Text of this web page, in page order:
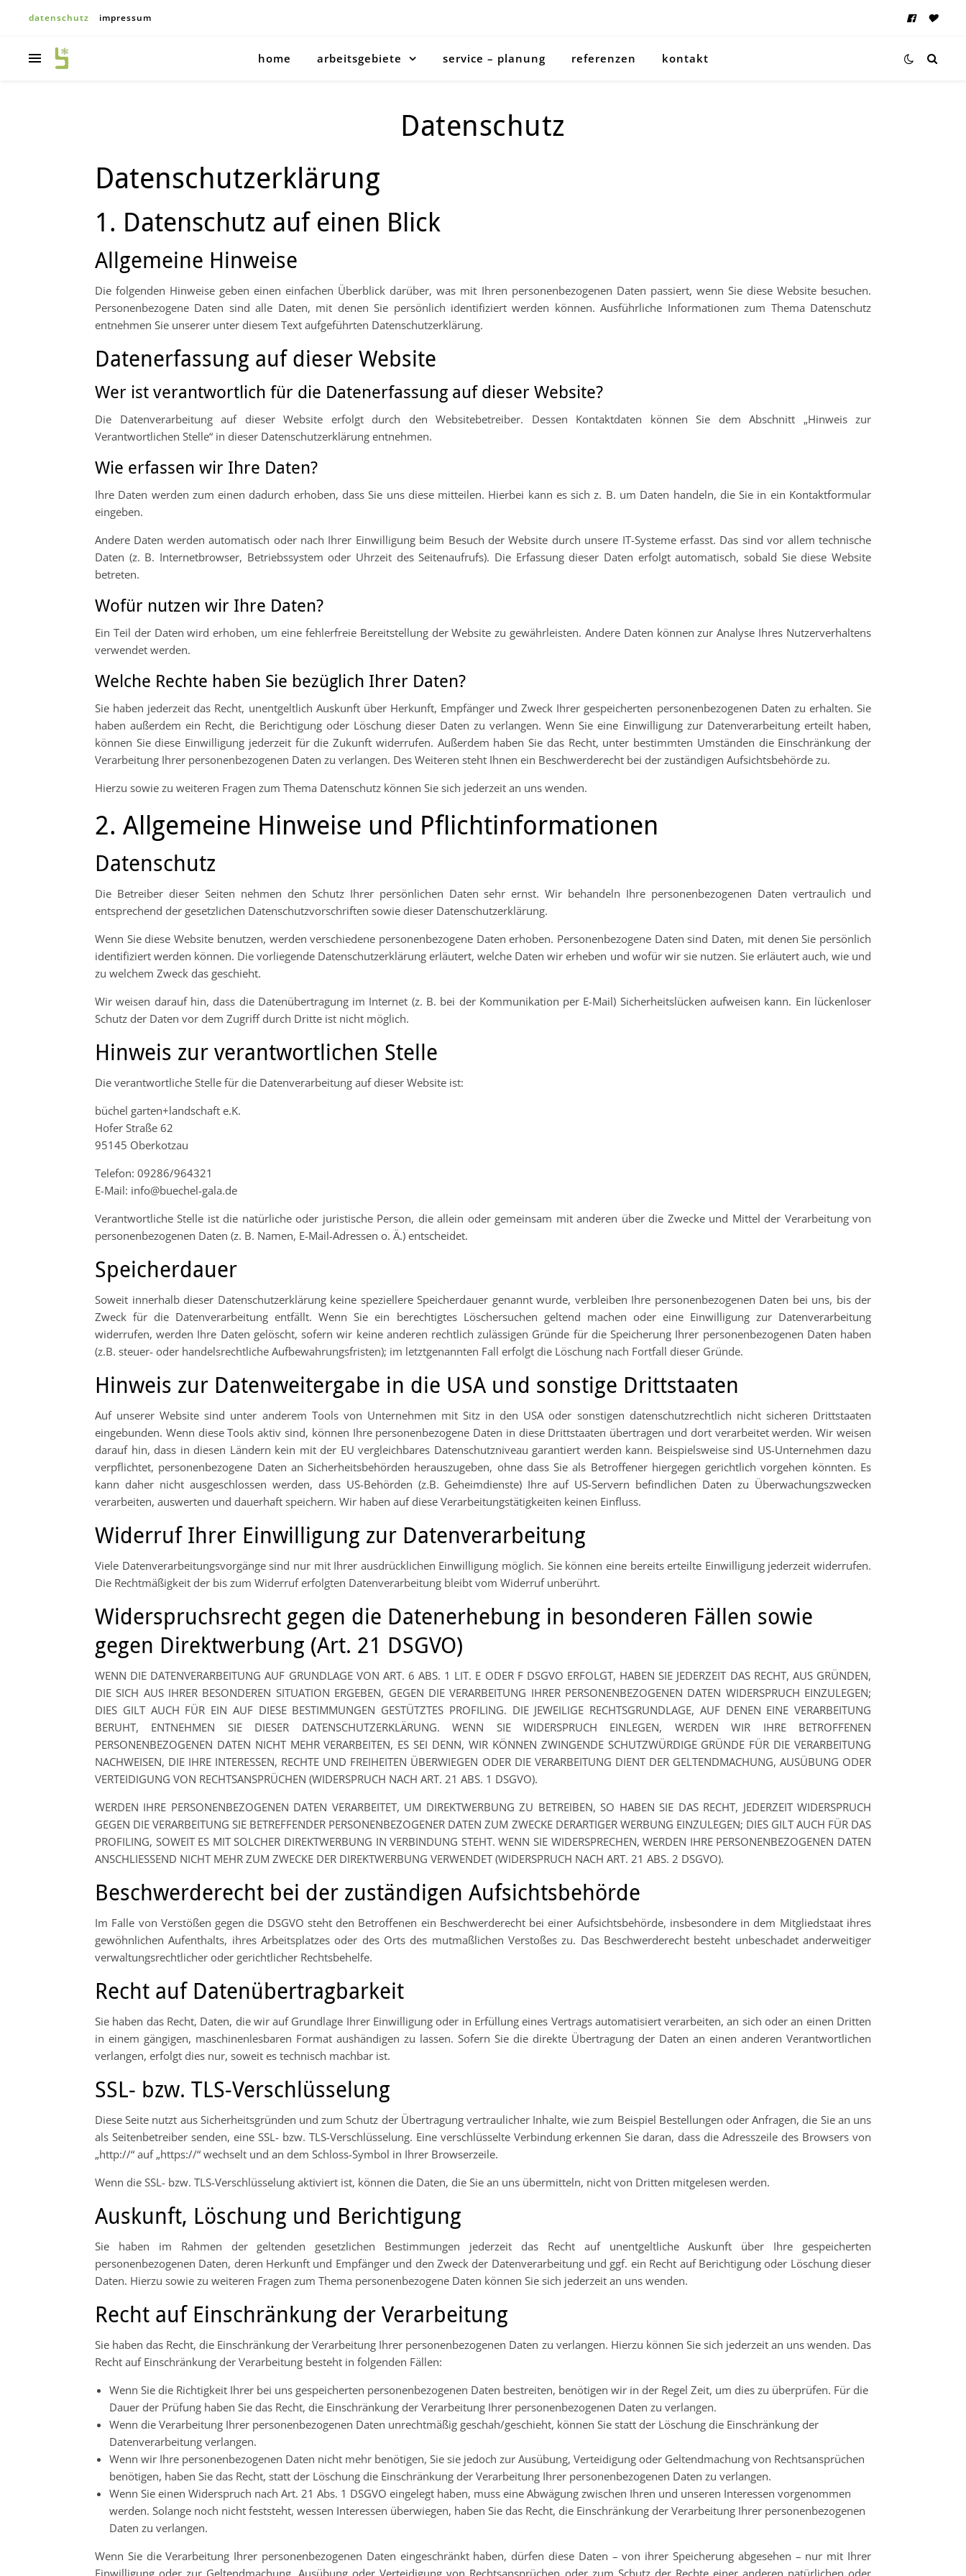
datenschutz impressum
home arbeitsgebiete service – planung referenzen kontakt
Datenschutz
Datenschutz­erklärung
1. Datenschutz auf einen Blick
Allgemeine Hinweise
Die folgenden Hinweise geben einen einfachen Überblick darüber, was mit Ihren personenbezogenen Daten passiert, wenn Sie diese Website besuchen.
Personenbezogene Daten sind alle Daten, mit denen Sie persönlich identifiziert werden können. Ausführliche Informationen zum Thema Datenschutz
entnehmen Sie unserer unter diesem Text aufgeführten Datenschutzerklärung.
Datenerfassung auf dieser Website
Wer ist verantwortlich für die Datenerfassung auf dieser Website?
Die Datenverarbeitung auf dieser Website erfolgt durch den Websitebetreiber. Dessen Kontaktdaten können Sie dem Abschnitt „Hinweis zur
Verantwortlichen Stelle“ in dieser Datenschutzerklärung entnehmen.
Wie erfassen wir Ihre Daten?
Ihre Daten werden zum einen dadurch erhoben, dass Sie uns diese mitteilen. Hierbei kann es sich z. B. um Daten handeln, die Sie in ein Kontaktformular
eingeben.
Andere Daten werden automatisch oder nach Ihrer Einwilligung beim Besuch der Website durch unsere IT-Systeme erfasst. Das sind vor allem technische
Daten (z. B. Internetbrowser, Betriebssystem oder Uhrzeit des Seitenaufrufs). Die Erfassung dieser Daten erfolgt automatisch, sobald Sie diese Website
betreten.
Wofür nutzen wir Ihre Daten?
Ein Teil der Daten wird erhoben, um eine fehlerfreie Bereitstellung der Website zu gewährleisten. Andere Daten können zur Analyse Ihres Nutzerverhaltens
verwendet werden.
Welche Rechte haben Sie bezüglich Ihrer Daten?
Sie haben jederzeit das Recht, unentgeltlich Auskunft über Herkunft, Empfänger und Zweck Ihrer gespeicherten personenbezogenen Daten zu erhalten. Sie
haben außerdem ein Recht, die Berichtigung oder Löschung dieser Daten zu verlangen. Wenn Sie eine Einwilligung zur Datenverarbeitung erteilt haben,
können Sie diese Einwilligung jederzeit für die Zukunft widerrufen. Außerdem haben Sie das Recht, unter bestimmten Umständen die Einschränkung der
Verarbeitung Ihrer personenbezogenen Daten zu verlangen. Des Weiteren steht Ihnen ein Beschwerderecht bei der zuständigen Aufsichtsbehörde zu.
Hierzu sowie zu weiteren Fragen zum Thema Datenschutz können Sie sich jederzeit an uns wenden.
2. Allgemeine Hinweise und Pflicht­informationen
Datenschutz
Die Betreiber dieser Seiten nehmen den Schutz Ihrer persönlichen Daten sehr ernst. Wir behandeln Ihre personenbezogenen Daten vertraulich und
entsprechend der gesetzlichen Datenschutzvorschriften sowie dieser Datenschutzerklärung.
Wenn Sie diese Website benutzen, werden verschiedene personenbezogene Daten erhoben. Personenbezogene Daten sind Daten, mit denen Sie persönlich
identifiziert werden können. Die vorliegende Datenschutzerklärung erläutert, welche Daten wir erheben und wofür wir sie nutzen. Sie erläutert auch, wie und
zu welchem Zweck das geschieht.
Wir weisen darauf hin, dass die Datenübertragung im Internet (z. B. bei der Kommunikation per E-Mail) Sicherheitslücken aufweisen kann. Ein lückenloser
Schutz der Daten vor dem Zugriff durch Dritte ist nicht möglich.
Hinweis zur verantwortlichen Stelle
Die verantwortliche Stelle für die Datenverarbeitung auf dieser Website ist:
büchel garten+landschaft e.K.
Hofer Straße 62
95145 Oberkotzau
Telefon: 09286/964321
E-Mail: info@buechel-gala.de
Verantwortliche Stelle ist die natürliche oder juristische Person, die allein oder gemeinsam mit anderen über die Zwecke und Mittel der Verarbeitung von
personenbezogenen Daten (z. B. Namen, E-Mail-Adressen o. Ä.) entscheidet.
Speicherdauer
Soweit innerhalb dieser Datenschutzerklärung keine speziellere Speicherdauer genannt wurde, verbleiben Ihre personenbezogenen Daten bei uns, bis der
Zweck für die Datenverarbeitung entfällt. Wenn Sie ein berechtigtes Löschersuchen geltend machen oder eine Einwilligung zur Datenverarbeitung
widerrufen, werden Ihre Daten gelöscht, sofern wir keine anderen rechtlich zulässigen Gründe für die Speicherung Ihrer personenbezogenen Daten haben
(z.B. steuer- oder handelsrechtliche Aufbewahrungsfristen); im letztgenannten Fall erfolgt die Löschung nach Fortfall dieser Gründe.
Hinweis zur Datenweitergabe in die USA und sonstige Drittstaaten
Auf unserer Website sind unter anderem Tools von Unternehmen mit Sitz in den USA oder sonstigen datenschutzrechtlich nicht sicheren Drittstaaten
eingebunden. Wenn diese Tools aktiv sind, können Ihre personenbezogene Daten in diese Drittstaaten übertragen und dort verarbeitet werden. Wir weisen
darauf hin, dass in diesen Ländern kein mit der EU vergleichbares Datenschutzniveau garantiert werden kann. Beispielsweise sind US-Unternehmen dazu
verpflichtet, personenbezogene Daten an Sicherheitsbehörden herauszugeben, ohne dass Sie als Betroffener hiergegen gerichtlich vorgehen könnten. Es
kann daher nicht ausgeschlossen werden, dass US-Behörden (z.B. Geheimdienste) Ihre auf US-Servern befindlichen Daten zu Überwachungszwecken
verarbeiten, auswerten und dauerhaft speichern. Wir haben auf diese Verarbeitungstätigkeiten keinen Einfluss.
Widerruf Ihrer Einwilligung zur Datenverarbeitung
Viele Datenverarbeitungsvorgänge sind nur mit Ihrer ausdrücklichen Einwilligung möglich. Sie können eine bereits erteilte Einwilligung jederzeit widerrufen.
Die Rechtmäßigkeit der bis zum Widerruf erfolgten Datenverarbeitung bleibt vom Widerruf unberührt.
Widerspruchsrecht gegen die Datenerhebung in besonderen Fällen sowie
gegen Direktwerbung (Art. 21 DSGVO)
WENN DIE DATENVERARBEITUNG AUF GRUNDLAGE VON ART. 6 ABS. 1 LIT. E ODER F DSGVO ERFOLGT, HABEN SIE JEDERZEIT DAS RECHT, AUS GRÜNDEN,
DIE SICH AUS IHRER BESONDEREN SITUATION ERGEBEN, GEGEN DIE VERARBEITUNG IHRER PERSONENBEZOGENEN DATEN WIDERSPRUCH EINZULEGEN;
DIES GILT AUCH FÜR EIN AUF DIESE BESTIMMUNGEN GESTÜTZTES PROFILING. DIE JEWEILIGE RECHTSGRUNDLAGE, AUF DENEN EINE VERARBEITUNG
BERUHT, ENTNEHMEN SIE DIESER DATENSCHUTZERKLÄRUNG. WENN SIE WIDERSPRUCH EINLEGEN, WERDEN WIR IHRE BETROFFENEN
PERSONENBEZOGENEN DATEN NICHT MEHR VERARBEITEN, ES SEI DENN, WIR KÖNNEN ZWINGENDE SCHUTZWÜRDIGE GRÜNDE FÜR DIE VERARBEITUNG
NACHWEISEN, DIE IHRE INTERESSEN, RECHTE UND FREIHEITEN ÜBERWIEGEN ODER DIE VERARBEITUNG DIENT DER GELTENDMACHUNG, AUSÜBUNG ODER
VERTEIDIGUNG VON RECHTSANSPRÜCHEN (WIDERSPRUCH NACH ART. 21 ABS. 1 DSGVO).
WERDEN IHRE PERSONENBEZOGENEN DATEN VERARBEITET, UM DIREKTWERBUNG ZU BETREIBEN, SO HABEN SIE DAS RECHT, JEDERZEIT WIDERSPRUCH
GEGEN DIE VERARBEITUNG SIE BETREFFENDER PERSONENBEZOGENER DATEN ZUM ZWECKE DERARTIGER WERBUNG EINZULEGEN; DIES GILT AUCH FÜR DAS
PROFILING, SOWEIT ES MIT SOLCHER DIREKTWERBUNG IN VERBINDUNG STEHT. WENN SIE WIDERSPRECHEN, WERDEN IHRE PERSONENBEZOGENEN DATEN
ANSCHLIESSEND NICHT MEHR ZUM ZWECKE DER DIREKTWERBUNG VERWENDET (WIDERSPRUCH NACH ART. 21 ABS. 2 DSGVO).
Beschwerde­recht bei der zuständigen Aufsichts­behörde
Im Falle von Verstößen gegen die DSGVO steht den Betroffenen ein Beschwerderecht bei einer Aufsichtsbehörde, insbesondere in dem Mitgliedstaat ihres
gewöhnlichen Aufenthalts, ihres Arbeitsplatzes oder des Orts des mutmaßlichen Verstoßes zu. Das Beschwerderecht besteht unbeschadet anderweitiger
verwaltungsrechtlicher oder gerichtlicher Rechtsbehelfe.
Recht auf Daten­übertrag­barkeit
Sie haben das Recht, Daten, die wir auf Grundlage Ihrer Einwilligung oder in Erfüllung eines Vertrags automatisiert verarbeiten, an sich oder an einen Dritten
in einem gängigen, maschinenlesbaren Format aushändigen zu lassen. Sofern Sie die direkte Übertragung der Daten an einen anderen Verantwortlichen
verlangen, erfolgt dies nur, soweit es technisch machbar ist.
SSL- bzw. TLS-Verschlüsselung
Diese Seite nutzt aus Sicherheitsgründen und zum Schutz der Übertragung vertraulicher Inhalte, wie zum Beispiel Bestellungen oder Anfragen, die Sie an uns
als Seitenbetreiber senden, eine SSL- bzw. TLS-Verschlüsselung. Eine verschlüsselte Verbindung erkennen Sie daran, dass die Adresszeile des Browsers von
„http://“ auf „https://“ wechselt und an dem Schloss-Symbol in Ihrer Browserzeile.
Wenn die SSL- bzw. TLS-Verschlüsselung aktiviert ist, können die Daten, die Sie an uns übermitteln, nicht von Dritten mitgelesen werden.
Auskunft, Löschung und Berichtigung
Sie haben im Rahmen der geltenden gesetzlichen Bestimmungen jederzeit das Recht auf unentgeltliche Auskunft über Ihre gespeicherten
personenbezogenen Daten, deren Herkunft und Empfänger und den Zweck der Datenverarbeitung und ggf. ein Recht auf Berichtigung oder Löschung dieser
Daten. Hierzu sowie zu weiteren Fragen zum Thema personenbezogene Daten können Sie sich jederzeit an uns wenden.
Recht auf Einschränkung der Verarbeitung
Sie haben das Recht, die Einschränkung der Verarbeitung Ihrer personenbezogenen Daten zu verlangen. Hierzu können Sie sich jederzeit an uns wenden. Das
Recht auf Einschränkung der Verarbeitung besteht in folgenden Fällen:
Wenn Sie die Richtigkeit Ihrer bei uns gespeicherten personenbezogenen Daten bestreiten, benötigen wir in der Regel Zeit, um dies zu überprüfen. Für die
Dauer der Prüfung haben Sie das Recht, die Einschränkung der Verarbeitung Ihrer personenbezogenen Daten zu verlangen.
Wenn die Verarbeitung Ihrer personenbezogenen Daten unrechtmäßig geschah/geschieht, können Sie statt der Löschung die Einschränkung der
Datenverarbeitung verlangen.
Wenn wir Ihre personenbezogenen Daten nicht mehr benötigen, Sie sie jedoch zur Ausübung, Verteidigung oder Geltendmachung von Rechtsansprüchen
benötigen, haben Sie das Recht, statt der Löschung die Einschränkung der Verarbeitung Ihrer personenbezogenen Daten zu verlangen.
Wenn Sie einen Widerspruch nach Art. 21 Abs. 1 DSGVO eingelegt haben, muss eine Abwägung zwischen Ihren und unseren Interessen vorgenommen
werden. Solange noch nicht feststeht, wessen Interessen überwiegen, haben Sie das Recht, die Einschränkung der Verarbeitung Ihrer personenbezogenen
Daten zu verlangen.
Wenn Sie die Verarbeitung Ihrer personenbezogenen Daten eingeschränkt haben, dürfen diese Daten – von ihrer Speicherung abgesehen – nur mit Ihrer
Einwilligung oder zur Geltendmachung, Ausübung oder Verteidigung von Rechtsansprüchen oder zum Schutz der Rechte einer anderen natürlichen oder